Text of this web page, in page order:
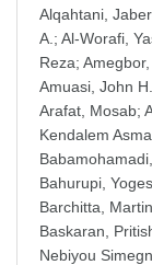
Alqahtani, Jaber
A. ; Al-Worafi,
Reza; Amegbor,
Amuasi, John H.
Arafat, Mosab;
Kendalem
Bahurupi,
Barchitta,
Baskaran,
Nebiyou